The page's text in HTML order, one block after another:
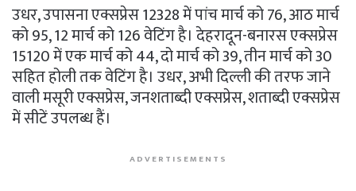
उधर, उपासना एक्सप्रेस 12328 में पांच मार्च को 76, आठ मार्च
को 95, 12 मार्च को 126 वेटिंग है। देहरादून-बनारस एक्सप्रेस
15120 में एक मार्च को 44, दो मार्च को 39, तीन मार्च को 30
सहित होली तक वेटिंग है। उधर, अभी दिल्ली की तरफ जाने
वाली मसूरी एक्सप्रेस, जनशताब्दी एक्सप्रेस, शताब्दी एक्सप्रेस
में सीटें उपलब्ध हैं।
ADVERTISEMENTS